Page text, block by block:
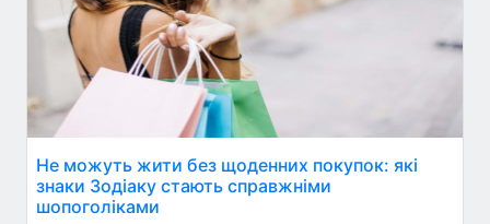
Не можуть жити без щоденних покупок: які
знаки Зодіаку стають справжніми
шопоголіками